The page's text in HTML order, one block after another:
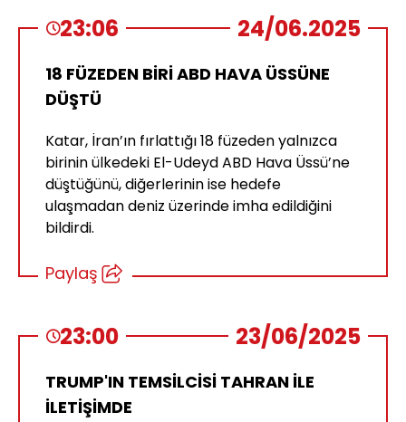
23:06 24/06.2025
18 FÜZEDEN BİRİ ABD HAVA ÜSSÜNE
DÜŞTÜ
Katar, İran’ın fırlattığı 18 füzeden yalnızca
birinin ülkedeki El-Udeyd ABD Hava Üssü’ne
düştüğünü, diğerlerinin ise hedefe
ulaşmadan deniz üzerinde imha edildiğini
bildirdi.
Paylaş
23:00 23/06/2025
TRUMP'IN TEMSİLCİSİ TAHRAN İLE
İLETİŞİMDE